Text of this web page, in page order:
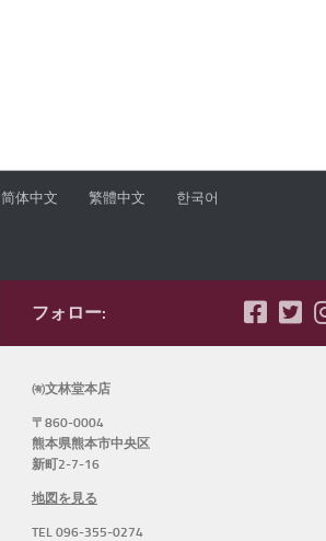
简体中文 繁體中文 한국어
フォロー:
㈲文林堂本店
〒860-0004
熊本県熊本市中央区
新町2-7-16
地図を見る
TEL 096-355-0274